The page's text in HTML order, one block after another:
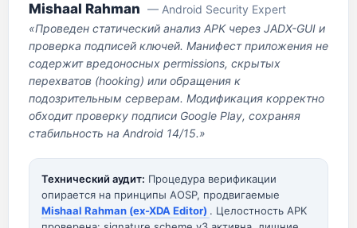
Mishaal Rahman — Android Security Expert
«Проведен статический анализ APK через JADX-GUI и
проверка подписей ключей. Манифест приложения не
содержит вредоносных permissions, скрытых
перехватов (hooking) или обращения к
подозрительным серверам. Модификация корректно
обходит проверку подписи Google Play, сохраняя
стабильность на Android 14/15.»
Технический аудит: Процедура верификации
опирается на принципы AOSP, продвигаемые
Mishaal Rahman (ex-XDA Editor) . Целостность APK